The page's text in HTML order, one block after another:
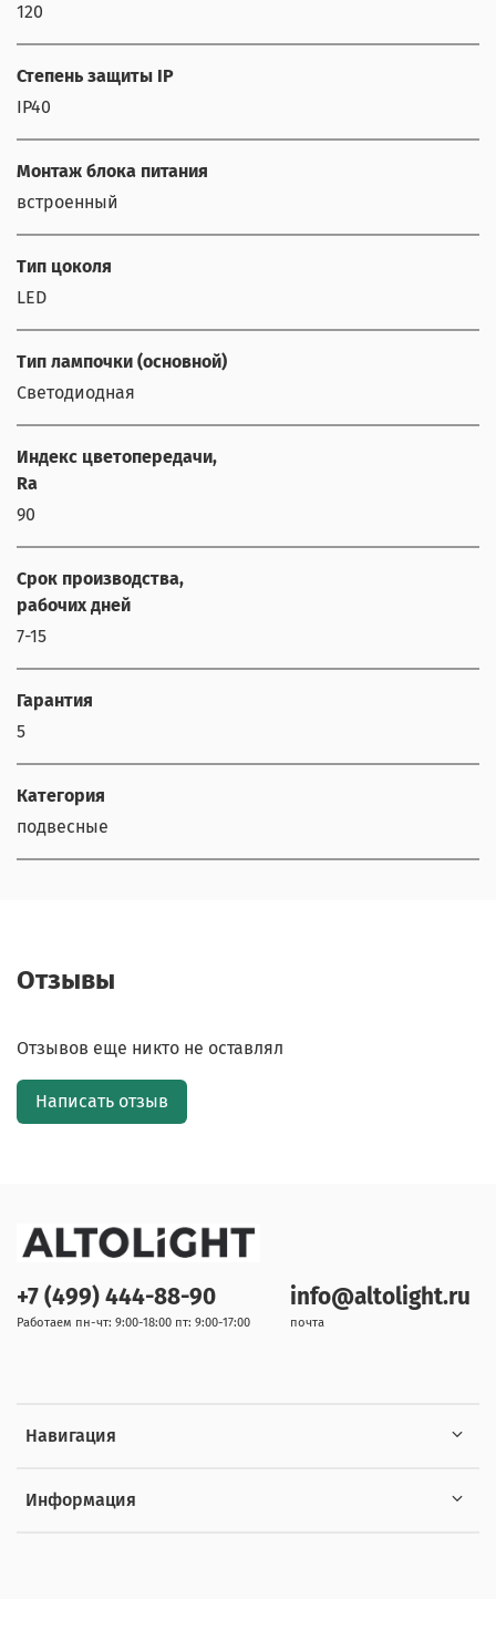
120
Степень защиты IP
IP40
Монтаж блока питания
встроенный
Тип цоколя
LED
Тип лампочки (основной)
Светодиодная
Индекс цветопередачи,
Ra
90
Срок производства,
рабочих дней
7-15
Гарантия
5
Категория
подвесные
Отзывы
Отзывов еще никто не оставлял
Написать отзыв
Навигация
Информация
+7 (499) 444-88-90
Работаем пн-чт: 9:00-18:00 пт: 9:00-17:00
info@altolight.ru
почта